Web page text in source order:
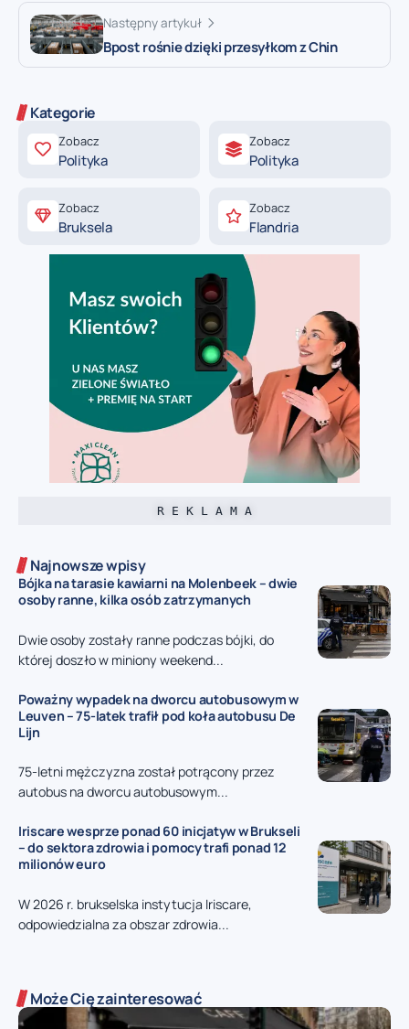
Następny artykuł
Bpost rośnie dzięki przesyłkom z Chin
Kategorie
Zobacz
Polityka
Zobacz
Polityka
Zobacz
Bruksela
Zobacz
Flandria
R E K L A M A
Najnowsze wpisy
Bójka na tarasie kawiarni na Molenbeek – dwie
osoby ranne, kilka osób zatrzymanych
Dwie osoby zostały ranne podczas bójki, do
której doszło w miniony weekend...
Poważny wypadek na dworcu autobusowym w
Leuven – 75-latek trafił pod koła autobusu De
Lijn
75-letni mężczyzna został potrącony przez
autobus na dworcu autobusowym...
Iriscare wesprze ponad 60 inicjatyw w Brukseli
– do sektora zdrowia i pomocy trafi ponad 12
milionów euro
W 2026 r. brukselska instytucja Iriscare,
odpowiedzialna za obszar zdrowia...
Może Cię zainteresować